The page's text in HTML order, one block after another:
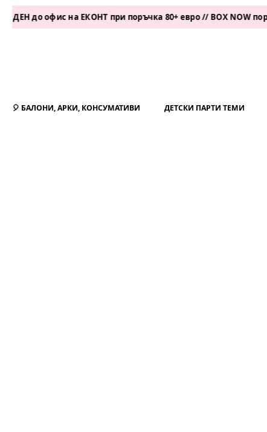
офис на ЕКОНТ при поръчка 80+ евро // BOX NOW поръчка
🎈 БАЛОНИ, АРКИ, КОНСУМАТИВИ ДЕТСКИ ПАРТИ ТЕМИ